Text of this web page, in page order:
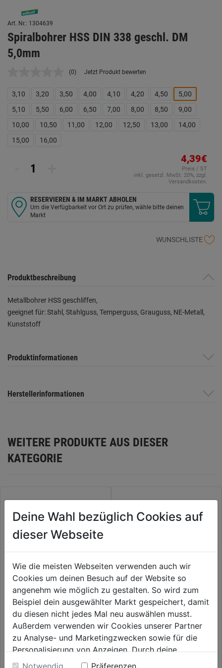
Art. Nr.: 1304639
Spiralbohrer HSS DIN 338 geschl. DM
5,0mm
Kein
Link
auf
derselben
Seite.
(0) Jetzt Produkt bewerten
3,10 3,20 3,50 4,00 4,10 4,20 4,50
5,00
5,10
5,50 6,00 6,50 7,00 8,00 8,50
9,00
10,00
10,50 11,00 12,00 12,50 13,00
14,00
15,00
16,00
4,39€
Preis / ST
inkl. gesetzl. MwSt. 20%, zzgl.
Versandkosten.
RESERVIEREN & IM MARKT ABHOLEN
Um die Verfügbarkeit vor Ort zu prüfen, wähle bitte deinen
Markt
WUNSCHLISTE
Produktbeschreibung
Metallbohrer HSS geschliffen,
geeignet für: Stahl, Stahlguss, Temperguss, Grauguss, NE-Metall,
Kunststoff
Produktinformationen
Herstellerinformationen
WEITERE PRODUKTE AUS DIESER
KATEGORIE
Spiralbohrer HSS DIN 338
geschliffen
0.0 (0)
0.0
von
Sternen.
4,79€
Metallbohrer HSS-G
THUNDERWEB DIN 338, 7,0 x
109 mm, HSS-G
0.0 (0)
0.0
von
4,89€
Deine Wahl bezüglich Cookies auf
dieser Webseite
Wie die meisten Webseiten verwenden auch wir
Cookies um deinen Besuch auf der Website so
angenehm wie möglich zu gestalten. So wird zum
Beispiel dein ausgewählter Markt gespeichert, damit
du diesen nicht jedes Mal neu auswählen musst.
Außerdem verwenden wir Cookies unserer Partner
zu Analyse- und Marketingzwecken sowie für die
Personalisierung von Anzeigen. Durch deine
Einwilligung werden die Daten von Drittanbieter,
Notwendig
Präferenzen